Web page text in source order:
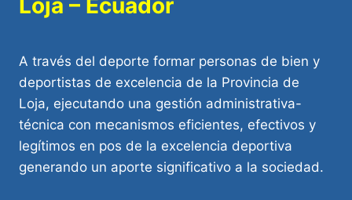
Loja – Ecuador
A través del deporte formar personas de bien y
deportistas de excelencia de la Provincia de
Loja, ejecutando una gestión administrativa-
técnica con mecanismos eficientes, efectivos y
legítimos en pos de la excelencia deportiva
generando un aporte significativo a la sociedad.